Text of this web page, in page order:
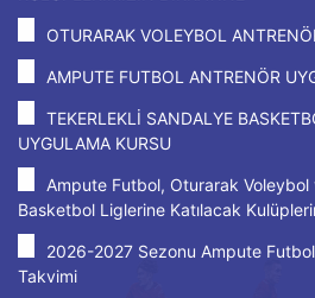
OTURARAK VOLEYBOL
AMPUTE FUTBOL ANTRENÖR
TEKERLEKLİ SANDALYE
UYGULAMA KURSU
Ampute Futbol, Oturarak
Basketbol Liglerine Katılacak
2026-2027 Sezonu Ampute
Takvimi